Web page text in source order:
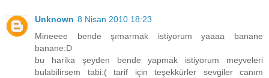
Unknown 8 Nisan 2010 18:23
Mineeee bende şımarmak istiyorum yaaaa banane
banane:D
bu harika şeyden bende yapmak istiyorum meyveleri
bulabilirsem tabi:( tarif için teşekkürler sevgiler canım